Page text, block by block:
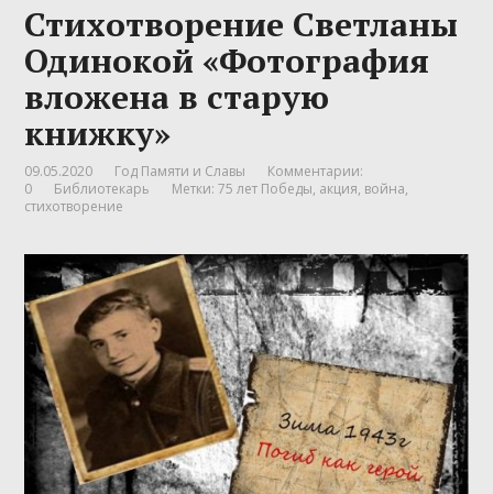
Стихотворение Светланы
Одинокой «Фотография
вложена в старую
книжку»
09.05.2020 Год Памяти и Славы
Комментарии:
0
Библиотекарь Метки:75 лет Победы, акция, война,
стихотворение